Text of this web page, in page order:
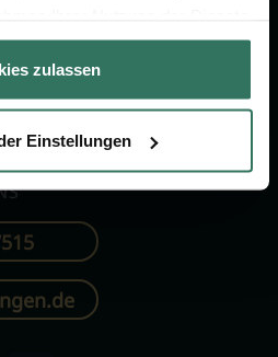
zulassen
Einstellungen